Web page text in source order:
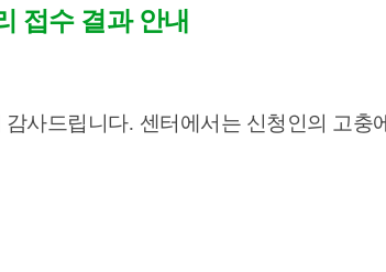
접수 결과 안내
감사드립니다. 센터에서는 신청인의 고충